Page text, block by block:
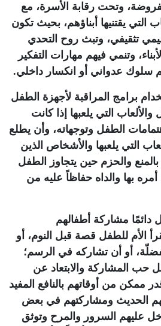
وتحت رقابة الأسرة، مع
التي يقتنيها أبناؤهم، بحيث تكون
تثقيفي، وتبث روح التحدي
وتنمي فيهم مهارات التفكير
سلوك عدواني أو انكسار داخلي.
برامج المراقبة لأجهزة الطفل
التي يلعبها إذا كانت
الطفل وتوجهاته، وأن يطلع
التي يلعبها والأشخاص الذين
والحزم حين يتجاوز الطفل
أمره بها والداه حفاظاً عليه من
دائمًا مشاركة أطفالهم
الأم للطفل قصة قبل النوم، أو
أو أن تشاركه في الرسم؛
حب المشاركة والابتعاد عن
ممكن من أوقاتهم بالنافع المفيد
الحديث ومشاركتهم في بعض
عليهم السرور والمرح وتوثق